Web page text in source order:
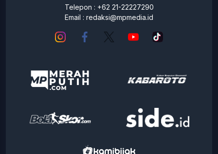
Telepon : +62 21-22227290
Email : redaksi@mpmedia.id